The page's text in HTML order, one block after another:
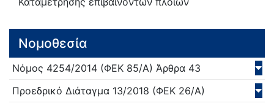
Νομοθεσία
Νόμος 4254/2014 (ΦΕΚ 85/Α) Άρθρα 43
Προεδρικό Διάταγμα 13/2018 (ΦΕΚ 26/Α)